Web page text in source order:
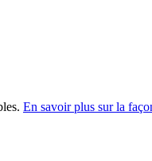
En savoir plus sur la